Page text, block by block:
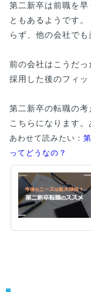
第二新卒は前職を
ともあるようです
らず、他の会社でも
前の会社はこうだっ
採用した後のフィッ
第二新卒の転職の
こちらになります。
あわせて読みたい：
ってどうなの？